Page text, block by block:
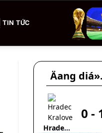
TIN TỨC
Äang
Hradec
0 -